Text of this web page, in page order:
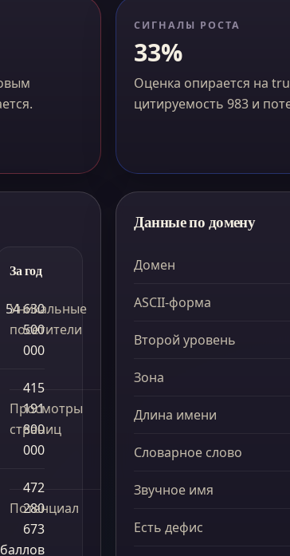
СИГНАЛЫ РОСТА
33%
Оценка опирается на
цитируемость 983 и
54 630
500
000
415
191
800
000
472
280
673
баллов
За год
Уникальные
посетители
675
625
000
Просмотры
страниц
5 135
550
Потенциал
414
Данные по домену
Домен
ASCII-форма
Второй уровень
Зона
Длина имени
Словарное слово
Звучное имя
Есть дефис